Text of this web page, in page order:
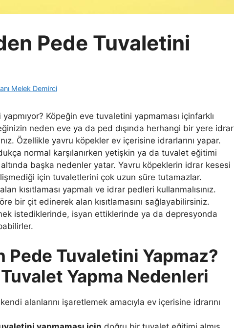
Pede Tuvaletini
Melek Demirci
yapmıyor? Köpeğin eve tuvaletini yapmaması içinfarklı
neden eve ya da ped dışında herhangi bir yere idrar
Özellikle yavru köpekler ev içerisine idrarlarını yapar.
normal karşılanırken yetişkin ya da tuvalet eğitimi
altında başka nedenler yatar. Yavru köpeklerin idrar kesesi
için tuvaletlerini çok uzun süre tutamazlar.
kısıtlaması yapmalı ve idrar pedleri kullanmalısınız.
bir çit edinerek alan kısıtlamasını sağlayabilirsiniz.
istediklerinde, isyan ettiklerinde ya da depresyonda
Pede Tuvaletini Yapmaz?
Yapma Nedenleri
alanlarını işaretlemek amacıyla ev içerisine idrarını